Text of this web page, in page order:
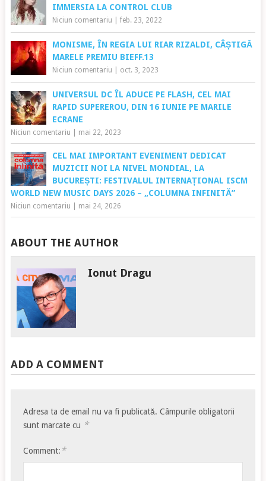
IMMERSIA LA CONTROL CLUB
Niciun comentariu feb. 23, 2022
MONISME, ÎN REGIA LUI RIAR RIZALDI, CÂȘTIGĂ
MARELE PREMIU BIEFF.13
Niciun comentariu oct. 3, 2023
UNIVERSUL DC ÎL ADUCE PE FLASH, CEL MAI
RAPID SUPEREROU, DIN 16 IUNIE PE MARILE
ECRANE
Niciun comentariu mai 22, 2023
CEL MAI IMPORTANT EVENIMENT DEDICAT
MUZICII NOI LA NIVEL MONDIAL, LA
BUCUREȘTI: FESTIVALUL INTERNAȚIONAL ISCM
WORLD NEW MUSIC DAYS 2026 – „COLUMNA INFINITĂ”
Niciun comentariu mai 24, 2026
ABOUT THE AUTHOR
Ionut Dragu
ADD A COMMENT
Adresa ta de email nu va fi publicată. Câmpurile obligatorii
sunt marcate cu *
Comment: *